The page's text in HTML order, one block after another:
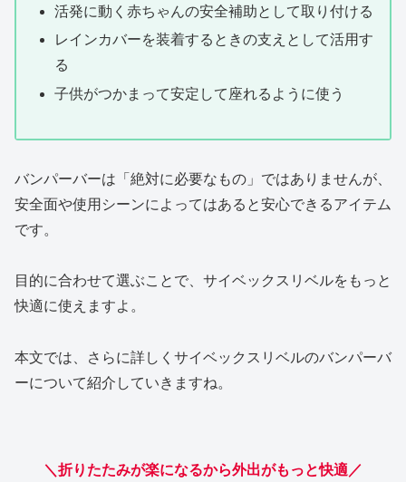
活発に動く赤ちゃんの安全補助として取り付ける
レインカバーを装着するときの支えとして活用す
る
子供がつかまって安定して座れるように使う
バンパーバーは「絶対に必要なもの」ではありませんが、
安全面や使用シーンによってはあると安心できるアイテム
です。
目的に合わせて選ぶことで、サイベックスリベルをもっと
快適に使えますよ。
本文では、さらに詳しくサイベックスリベルのバンパーバ
ーについて紹介していきますね。
＼折りたたみが楽になるから外出がもっと快適／